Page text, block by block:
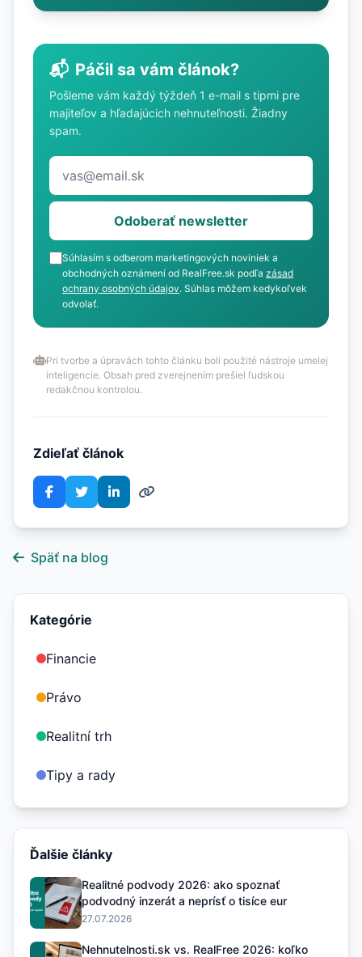
📬 Páčil sa vám článok?
Pošleme vám každý týždeň 1 e-mail s tipmi pre
majiteľov a hľadajúcich nehnuteľnosti. Žiadny
spam.
Odoberať newsletter
Súhlasím s odberom marketingových noviniek a
obchodných oznámení od RealFree.sk podľa zásad
ochrany osobných údajov. Súhlas môžem kedykoľvek
odvolať.
Pri tvorbe a úpravách tohto článku boli použité nástroje umelej
inteligencie. Obsah pred zverejnením prešiel ľudskou
redakčnou kontrolou.
Zdieľať článok
Späť na blog
Kategórie
Financie
Právo
Realitní trh
Tipy a rady
Ďalšie články
Realitné podvody 2026: ako spoznať
podvodný inzerát a neprísť o tisíce eur
27.07.2026
Nehnutelnosti.sk vs. RealFree 2026: koľko